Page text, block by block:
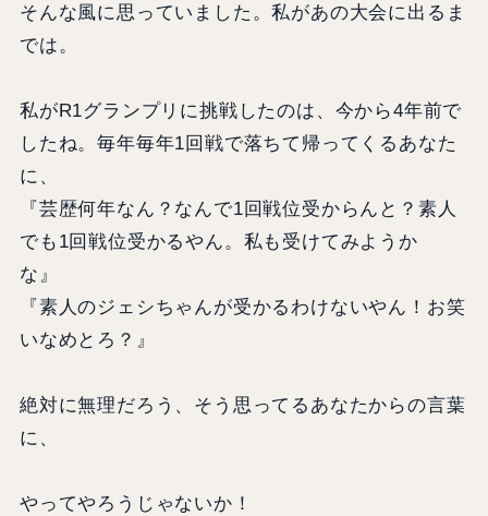
そんな風に思っていました。私があの大会に出るま
では。
私がR1グランプリに挑戦したのは、今から4年前で
したね。毎年毎年1回戦で落ちて帰ってくるあなた
に、
『芸歴何年なん？なんで1回戦位受からんと？素人
でも1回戦位受かるやん。私も受けてみようか
な』
『素人のジェシちゃんが受かるわけないやん！お笑
いなめとろ？』
絶対に無理だろう、そう思ってるあなたからの言葉
に、
やってやろうじゃないか！